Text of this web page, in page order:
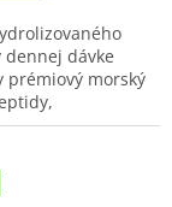
dennej dávke
prémiový morský
s klinickými
kvalita.
tri typy
III